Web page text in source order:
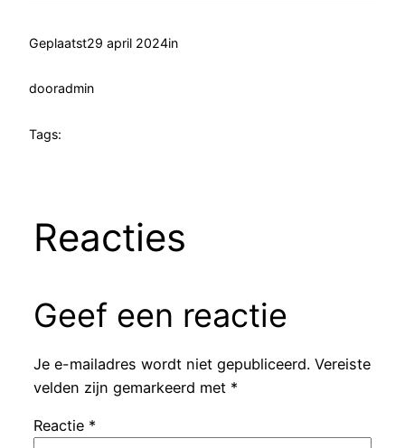
Geplaatst29 april 2024in
dooradmin
Tags:
Reacties
Geef een reactie
Je e-mailadres wordt niet gepubliceerd. Vereiste
velden zijn gemarkeerd met *
Reactie *